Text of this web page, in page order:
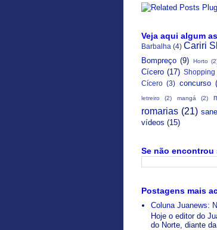
Veja aqui algum
Barbalha (4) Cariri
Bompreço (9) Horto
Cícero (17) Shopping
Cícero (3) concurso
letreiro (2) mangá (2)
romarias (21)
vídeos (15)
Se não
Postagens mais
Coluna Juanews:
Hoje o editor do
do Norte, diante